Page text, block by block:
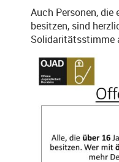
Auch Personen, die
besitzen, sind
Solidaritätsstimme